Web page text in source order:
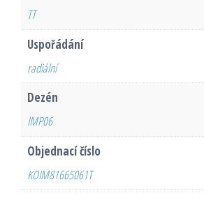
TT
Uspořádání
radiální
Dezén
IMP06
Objednací číslo
KOIM81665061T